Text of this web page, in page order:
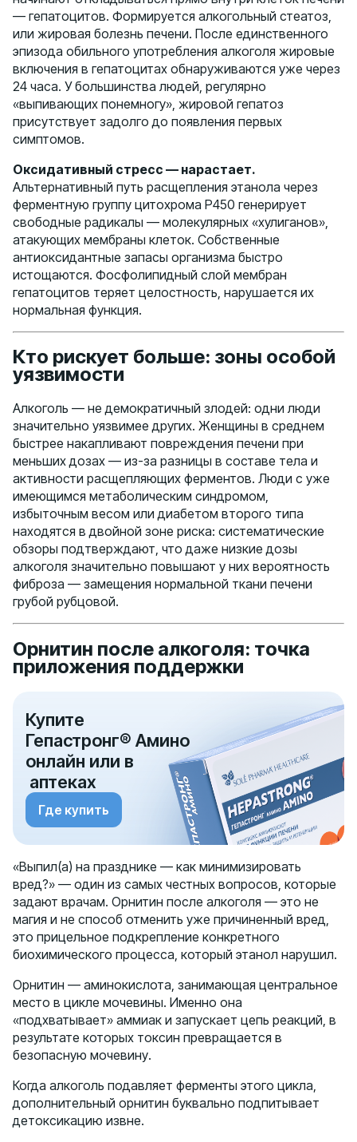
— гепатоцитов. Формируется алкогольный стеатоз,
или жировая болезнь печени. После единственного
эпизода обильного употребления алкоголя жировые
включения в гепатоцитах обнаруживаются уже через
24 часа. У большинства людей, регулярно
«выпивающих понемногу», жировой гепатоз
присутствует задолго до появления первых
симптомов.
Оксидативный стресс — нарастает.
Альтернативный путь расщепления этанола через
ферментную группу цитохрома Р450 генерирует
свободные радикалы — молекулярных «хулиганов»,
атакующих мембраны клеток. Собственные
антиоксидантные запасы организма быстро
истощаются. Фосфолипидный слой мембран
гепатоцитов теряет целостность, нарушается их
нормальная функция.
Кто рискует больше: зоны особой
уязвимости
Алкоголь — не демократичный злодей: одни люди
значительно уязвимее других. Женщины в среднем
быстрее накапливают повреждения печени при
меньших дозах — из-за разницы в составе тела и
активности расщепляющих ферментов. Люди с уже
имеющимся метаболическим синдромом,
избыточным весом или диабетом второго типа
находятся в двойной зоне риска: систематические
обзоры подтверждают, что даже низкие дозы
алкоголя значительно повышают у них вероятность
фиброза — замещения нормальной ткани печени
грубой рубцовой.
Орнитин после алкоголя: точка
приложения поддержки
Купите
Гепастронг® Амино
онлайн или в
аптеках
Где купить
«Выпил(а) на празднике — как минимизировать
вред?» — один из самых честных вопросов, которые
задают врачам. Орнитин после алкоголя — это не
магия и не способ отменить уже причиненный вред,
это прицельное подкрепление конкретного
биохимического процесса, который этанол нарушил.
Орнитин — аминокислота, занимающая центральное
место в цикле мочевины. Именно она
«подхватывает» аммиак и запускает цепь реакций, в
результате которых токсин превращается в
безопасную мочевину.
Когда алкоголь подавляет ферменты этого цикла,
дополнительный орнитин буквально подпитывает
детоксикацию извне.